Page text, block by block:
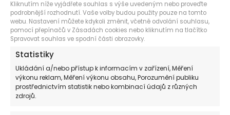
Kliknutím níže vyjádřete souhlas s výše uvedeným nebo proveďte
podrobnější rozhodnutí. Vaše volby budou použity pouze na tomto
webu. Nastavení můžete kdykoli změnit, včetně odvolání souhlasu,
pomocí přepínačů v Zásadách cookies nebo kliknutím na tlačítko
Spravovat souhlas ve spodní části obrazovky.
Statistiky
Ukládání a/nebo přístup k informacím v zařízení, Měření
výkonu reklam, Měření výkonu obsahu, Porozumění publiku
prostřednictvím statistik nebo kombinací údajů z různých
zdrojů.
Čtvrtek 8:00 - 16:30
Pátek 8:00 - 16:30
Sobota zavřeno
Neděle zavřeno
MÁTE OTÁZKY? KONTAKTUJTE NÁS
info@plynoservis-jilek.cz +420 602 23 40 40